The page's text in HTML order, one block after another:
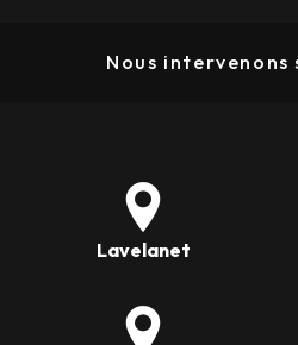
Nous intervenons
Lavelanet